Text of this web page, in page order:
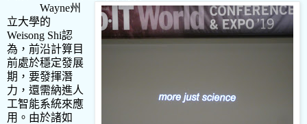
Wayne州
立大學的
Weisong Shi認
為，前沿計算目
前處於穩定發展
期，要發揮潛
力，還需納進人
工智能系統來應
用。由於諸如